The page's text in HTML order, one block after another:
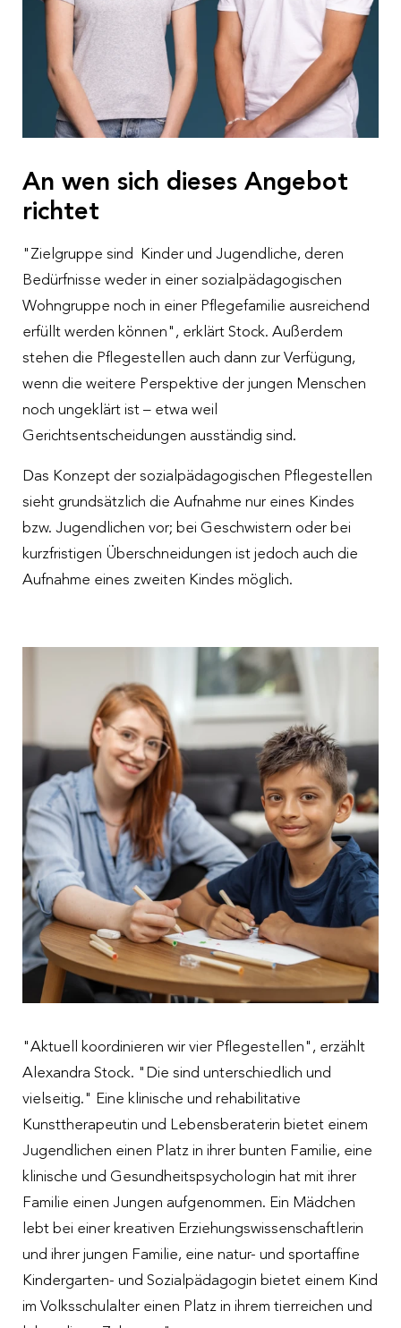
An wen sich dieses Angebot
richtet
"Zielgruppe sind Kinder und Jugendliche, deren
Bedürfnisse weder in einer sozialpädagogischen
Wohngruppe noch in einer Pflegefamilie ausreichend
erfüllt werden können", erklärt Stock. Außerdem
stehen die Pflegestellen auch dann zur Verfügung,
wenn die weitere Perspektive der jungen Menschen
noch ungeklärt ist – etwa weil
Gerichtsentscheidungen ausständig sind.
Das Konzept der sozialpädagogischen Pflegestellen
sieht grundsätzlich die Aufnahme nur eines Kindes
bzw. Jugendlichen vor; bei Geschwistern oder bei
kurzfristigen Überschneidungen ist jedoch auch die
Aufnahme eines zweiten Kindes möglich.
"Aktuell koordinieren wir vier Pflegestellen", erzählt
Alexandra Stock. "Die sind unterschiedlich und
vielseitig." Eine klinische und rehabilitative
Kunsttherapeutin und Lebensberaterin bietet einem
Jugendlichen einen Platz in ihrer bunten Familie, eine
klinische und Gesundheitspsychologin hat mit ihrer
Familie einen Jungen aufgenommen. Ein Mädchen
lebt bei einer kreativen Erziehungswissenschaftlerin
und ihrer jungen Familie, eine natur- und sportaffine
Kindergarten- und Sozialpädagogin bietet einem Kind
im Volksschulalter einen Platz in ihrem tierreichen und